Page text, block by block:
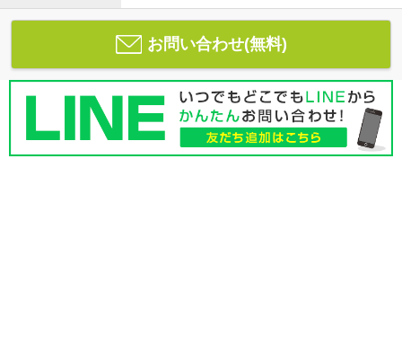
お問い合わせ(無料)